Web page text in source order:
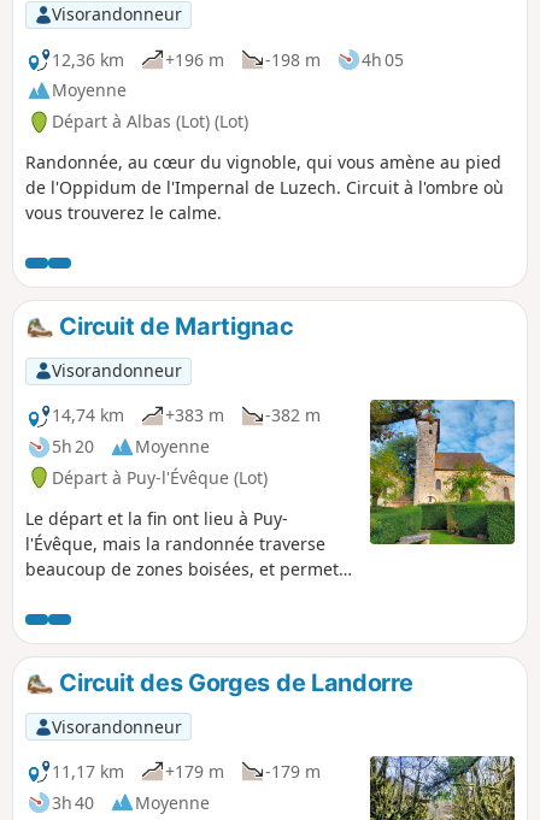
Visorandonneur
12,36 km
+196 m -198 m
4h 05
Moyenne
Départ à Albas (Lot) (Lot)
Randonnée, au cœur du vignoble, qui vous amène au pied
de l'Oppidum de l'Impernal de Luzech. Circuit à l'ombre où
vous trouverez le calme.
Circuit de Martignac
Visorandonneur
14,74 km
+383 m
-382 m
5h 20
Moyenne
Départ à Puy-l'Évêque (Lot)
Le départ et la fin ont lieu à Puy-
l'Évêque, mais la randonnée traverse
beaucoup de zones boisées, et permet,
naturels et bâtis anciens. La visite de la
petite église de Martignac, avec ses
fresques magnifiques, est un moment
fort de la randonnée. La randonnée se
termine par la visite, en descente, de la
vieille ville de Puy-l'Évêque, avec vue sur
le Lot. Idéal pour une pause reposante
et gourmande.
Circuit des Gorges de Landorre
Visorandonneur
11,17 km
+179 m
-179 m
3h 40
Moyenne